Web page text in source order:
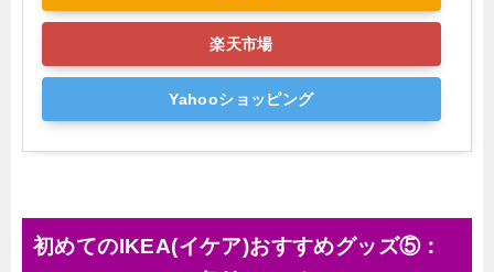
楽天市場
Yahooショッピング
初めてのIKEA(イケア)おすすめグッズ⑤：